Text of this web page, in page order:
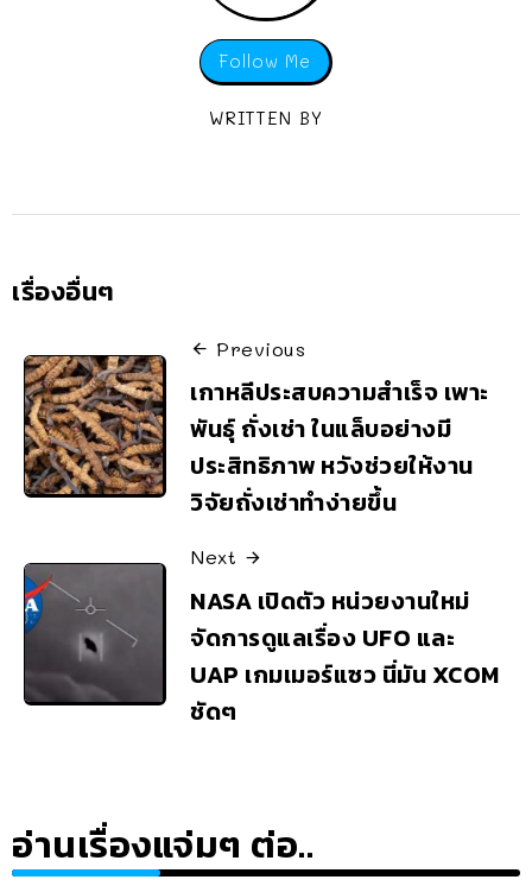
Follow Me
WRITTEN BY
เรื่องอื่นๆ
Previous
เกาหลีประสบความสำเร็จ เพาะ
พันธุ์ ถั่งเช่า ในแล็บอย่างมี
ประสิทธิภาพ หวังช่วยให้งาน
วิจัยถั่งเช่าทำง่ายขึ้น
Next
NASA เปิดตัว หน่วยงานใหม่
จัดการดูแลเรื่อง UFO และ
UAP เกมเมอร์แซว นี่มัน XCOM
ชัดๆ
อ่านเรื่องแจ่มๆ ต่อ..